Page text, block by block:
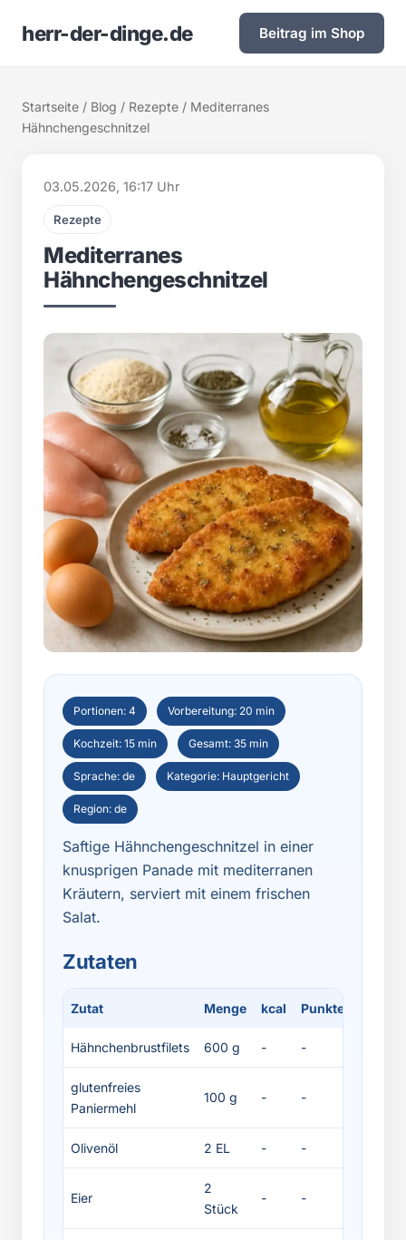
herr-der-dinge.de Beitrag im Shop
Startseite / Blog / Rezepte / Mediterranes
Hähnchengeschnitzel
03.05.2026, 16:17 Uhr
Rezepte
Mediterranes
Hähnchengeschnitzel
Portionen: 4 Vorbereitung: 20 min
Kochzeit: 15 min Gesamt: 35 min
Sprache: de Kategorie: Hauptgericht
Region: de
Saftige Hähnchengeschnitzel in einer
knusprigen Panade mit mediterranen
Kräutern, serviert mit einem frischen
Salat.
Zutaten
Zutat Menge kcal Punkte
Hähnchenbrustfilets 600 g - -
glutenfreies
Paniermehl
100 g - -
Olivenöl 2 EL - -
Eier
2
Stück
- -